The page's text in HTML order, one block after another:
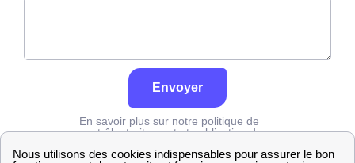
Envoyer
En savoir plus sur notre politique de
contrôle, traitement et publication des